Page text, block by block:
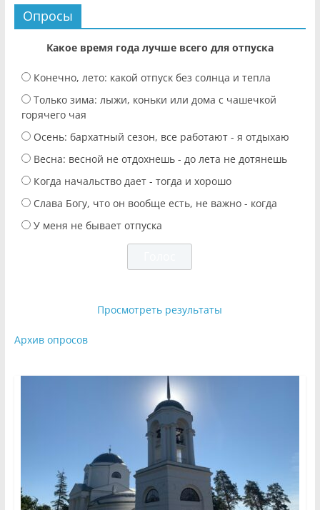
Опросы
Какое время года лучше всего для отпуска
Конечно, лето: какой отпуск без солнца и тепла
Только зима: лыжи, коньки или дома с чашечкой
горячего чая
Осень: бархатный сезон, все работают - я отдыхаю
Весна: весной не отдохнешь - до лета не дотянешь
Когда начальство дает - тогда и хорошо
Слава Богу, что он вообще есть, не важно - когда
У меня не бывает отпуска
Просмотреть результаты
Архив опросов